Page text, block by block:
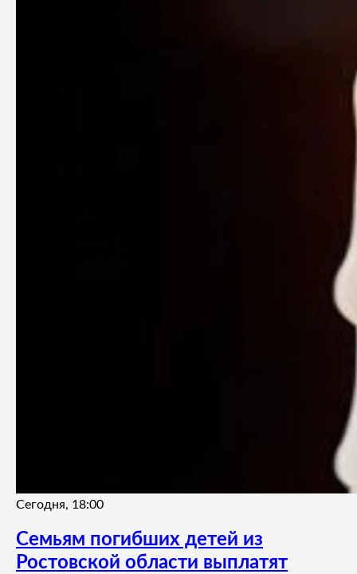
Сегодня, 18:00
Семьям погибших детей из
Ростовской области выплатят